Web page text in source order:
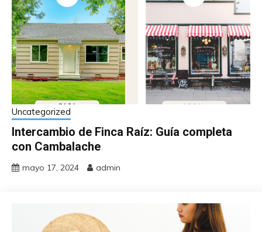
Uncategorized
Intercambio de Finca Raíz: Guía completa
con Cambalache
mayo 17, 2024 admin